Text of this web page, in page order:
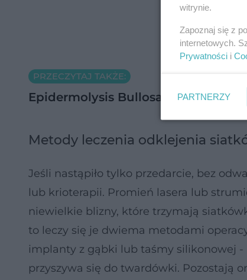
PRZECZYTAJ TAKŻE:
Epidermolysis Bullosa -
Metody leczenia odklejenia
Jeśli nastąpiło tylko przedarcie, bez
lub krioterapii. Promień lasera lub
niewielkie blizny, które trzymają
to leczy się je dwiema metodami
implanty z gąbki lub taśmy silikonowej
przyszywa się do twardówki. Pozostają
witrynie.
Zapoznaj się z
internetowych.
Prywatności i
PARTNERZY